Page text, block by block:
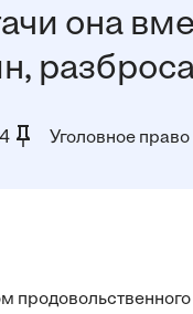
она
Уголовное право